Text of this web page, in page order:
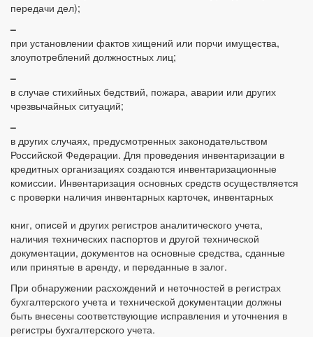
передачи дел);
–
при установлении фактов хищений или порчи имущества,
злоупотреблений должностных лиц;
–
в случае стихийных бедствий, пожара, аварии или других
чрезвычайных ситуаций;
–
в других случаях, предусмотренных законодательством
Российской Федерации. Для проведения инвентаризации в
кредитных организациях создаются инвентаризационные
комиссии. Инвентаризация основных средств осуществляется
с проверки наличия инвентарных карточек, инвентарных
книг, описей и других регистров аналитического учета,
наличия технических паспортов и другой технической
документации, документов на основные средства, сданные
или принятые в аренду, и переданные в залог.
При обнаружении расхождений и неточностей в регистрах
бухгалтерского учета и технической документации должны
быть внесены соответствующие исправления и уточнения в
регистры бухгалтерского учета.